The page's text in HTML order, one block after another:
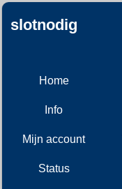
slotnodig
Home
Info
Mijn account
Status